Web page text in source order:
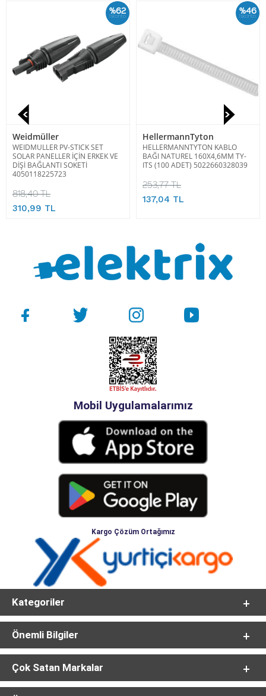
%62
İskonto
Weidmüller
WEIDMULLER PV-STICK SET
SOLAR PANELLER İÇİN ERKEK VE
DİŞİ BAĞLANTI SOKETİ
4050118225723
818,40 TL
310,99 TL
%46
İskonto
HellermannTyton
HELLERMANNTYTON KABLO
BAĞI NATUREL 160X4,6MM TY-
ITS (100 ADET) 5022660328039
253,77 TL
137,04 TL
Mobil Uygulamalarımız
Kargo Çözüm Ortağımız
Kategoriler
Önemli Bilgiler
Çok Satan Markalar